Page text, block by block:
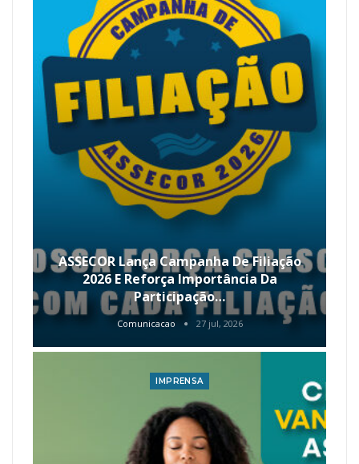
ASSECOR Lança Campanha De Filiação
2026 E Reforça Importância Da
Participação…
Comunicacao 27 jul, 2026
IMPRENSA